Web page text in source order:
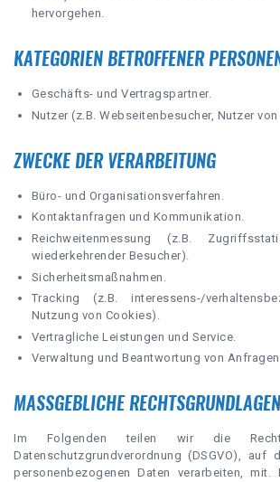
hervorgehen.
KATEGORIEN BETROFFENER
Geschäfts- und Vertragspartner.
Nutzer (z.B. Webseitenbesucher, Nutzer von
ZWECKE DER VERARBEITUNG
Büro- und Organisationsverfahren.
Kontaktanfragen und Kommunikation.
Reichweitenmessung (z.B.
wiederkehrender Besucher).
Sicherheitsmaßnahmen.
Tracking (z.B. interessens-/
Nutzung von Cookies).
Vertragliche Leistungen und Service.
Verwaltung und Beantwortung von
MASSGEBLICHE RECHTSGRUNDLAGEN
Im Folgenden teilen wir die
Datenschutzgrundverordnung (DSGVO), auf
personenbezogenen Daten verarbeiten, mit.